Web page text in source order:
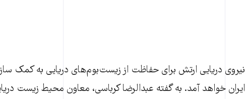
نیروی دریایی ارتش برای حفاظت از زیست‌بوم‌های دریایی به کمک
ایران خواهد آمد. به گفته عبدالرضا کرباسی، معاون محیط زیست